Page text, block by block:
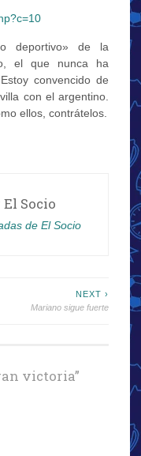
deportivo» de la
el que nunca ha
convencido de
con el argentino.
ellos, contrátelos.
El Socio
de El Socio
NEXT ›
Mariano sigue fuerte
victoria”